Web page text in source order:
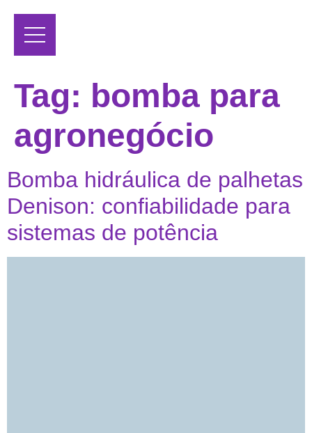
Tag: bomba para
agronegócio
Bomba hidráulica de palhetas
Denison: confiabilidade para
sistemas de potência